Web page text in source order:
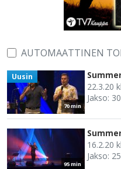
AUTOMAATTINEN
70 min
Uusin
22.3.20
Jakso: 30
95 min
16.2.20
Jakso: 25